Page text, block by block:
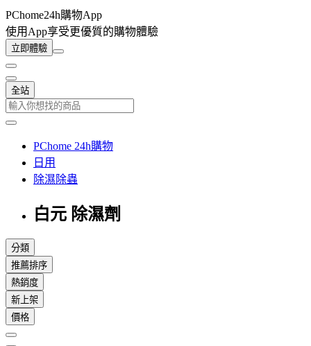
PChome24h購物App
使用App享受更優質的購物體驗
立即體驗
全站
PChome 24h購物
日用
除濕除蟲
白元 除濕劑
分類
推薦排序
熱銷度
新上架
價格